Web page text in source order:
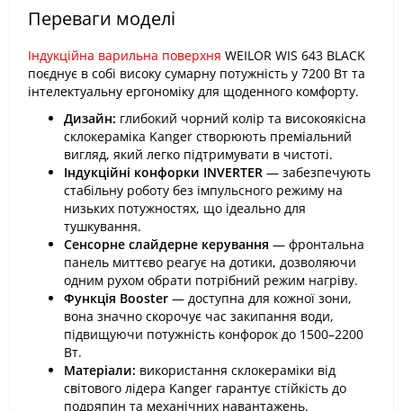
Переваги моделі
Індукційна варильна поверхня WEILOR WIS 643 BLACK
поєднує в собі високу сумарну потужність у 7200 Вт та
інтелектуальну ергономіку для щоденного комфорту.
Дизайн: глибокий чорний колір та високоякісна
склокераміка Kanger створюють преміальний
вигляд, який легко підтримувати в чистоті.
Індукційні конфорки INVERTER — забезпечують
стабільну роботу без імпульсного режиму на
низьких потужностях, що ідеально для
тушкування.
Сенсорне слайдерне керування — фронтальна
панель миттєво реагує на дотики, дозволяючи
одним рухом обрати потрібний режим нагріву.
Функція Booster — доступна для кожної зони,
вона значно скорочує час закипання води,
підвищуючи потужність конфорок до 1500–2200
Вт.
Матеріали: використання склокераміки від
світового лідера Kanger гарантує стійкість до
подряпин та механічних навантажень.